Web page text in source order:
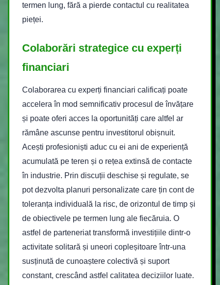
termen lung, fără a pierde contactul cu realitatea
pieței.
Colaborări strategice cu experți
financiari
Colaborarea cu experți financiari calificați poate
accelera în mod semnificativ procesul de învățare
și poate oferi acces la oportunități care altfel ar
rămâne ascunse pentru investitorul obișnuit.
Acești profesioniști aduc cu ei ani de experiență
acumulată pe teren și o rețea extinsă de contacte
în industrie. Prin discuții deschise și regulate, se
pot dezvolta planuri personalizate care țin cont de
toleranța individuală la risc, de orizontul de timp și
de obiectivele pe termen lung ale fiecăruia. O
astfel de parteneriat transformă investițiile dintr-o
activitate solitară și uneori copleșitoare într-una
susținută de cunoaștere colectivă și suport
constant, crescând astfel calitatea deciziilor luate.